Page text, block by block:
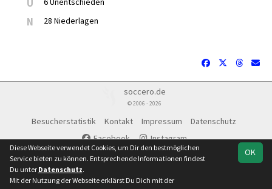
U
N 28 Niederlagen
soccero.de
© 2006 - 2026
Besucherstatistik Kontakt Impressum
Datenschutz
Facebook
Instagram
OK
Diese Webseite verwendet Cookies, um Dir den bestmöglichen
Service bieten zu können. Entsprechende Informationen findest
Du unter Datenschutz.
Mit der Nutzung der Webseite erklärst Du Dich mit der